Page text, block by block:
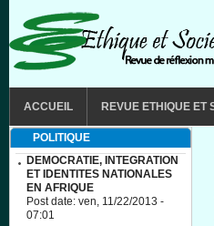
ACCUEIL REVUE ETHIQUE ET
POLITIQUE
DEMOCRATIE, INTEGRATION
ET IDENTITES NATIONALES
EN AFRIQUE
Post date: ven, 11/22/2013 -
07:01